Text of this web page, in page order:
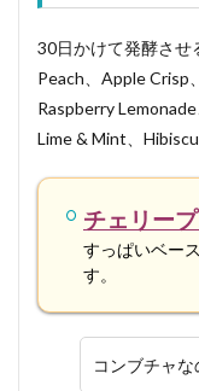
30日かけて発酵させ
Peach、Apple Crisp
Raspberry
Lime & Mint、
チェリー
すっぱいベー
す。
コンブチャな